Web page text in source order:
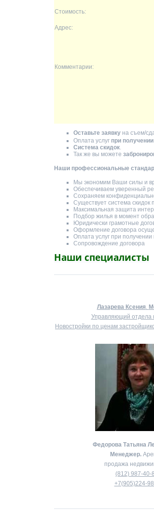
Стоимость:
Адрес:
Комментарии:
Оставьте заявку на съем/
Оплата услуг при
Система скидок.
Так же вы можете
Наши профессиональные
Мы экономим Ваши силы и
Обеспечиваем уверенный
Сохраняем
Существует система скидок
Максимальная защита
Подбор жилья в момент
Юридически грамотные
Оформление договора
Оплата услуг при получении
Сопровождение договора
Наши специалисты
Лазарева Ксения.
Управляющий отдела
Новостройки по ценам
Федорова Татьяна
Менеджер.
продажа
(812) 987-40-
+7(905)224-